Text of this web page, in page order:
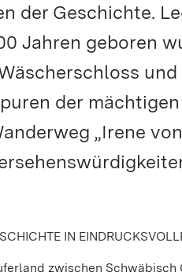
der Geschichte.
Jahren geboren
der
„Irene
IN
zwischen